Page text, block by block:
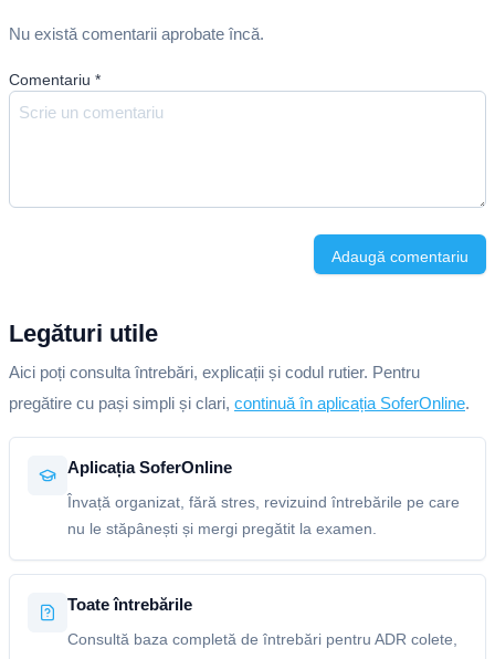
Nu există comentarii aprobate încă.
Comentariu *
Adaugă comentariu
Legături utile
Aici poți consulta întrebări, explicații și codul rutier. Pentru
pregătire cu pași simpli și clari, continuă în aplicația SoferOnline.
Aplicația SoferOnline
Învață organizat, fără stres, revizuind întrebările pe care
nu le stăpânești și mergi pregătit la examen.
Toate întrebările
Consultă baza completă de întrebări pentru ADR colete,